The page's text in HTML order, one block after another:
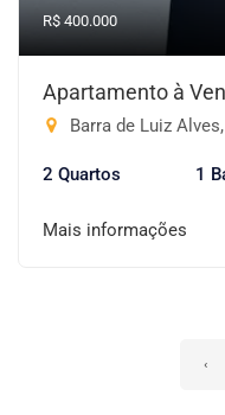
R$ 400.000
Apartamento à
Barra de Luiz
2 Quartos 1
Mais informações
‹